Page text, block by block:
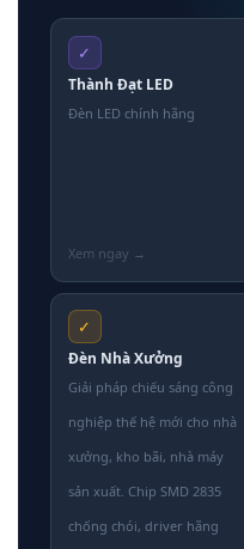
✓
Thành Đạt LED
Đèn LED chính hãng
✓
Đèn Nhà Xưởng
Giải pháp chiếu sáng công
nghiệp thế hệ mới cho nhà
xưởng, kho bãi, nhà máy
sản xuất. Chip SMD 2835
chống chói, driver hãng